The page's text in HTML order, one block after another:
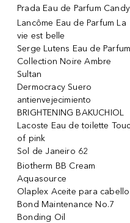
Prada Eau de Parfum Candy
Lancôme Eau de Parfum La
vie est belle
Serge Lutens Eau de Parfum
Collection Noire Ambre
Sultan
Dermocracy Suero
antienvejecimiento
BRIGHTENING BAKUCHIOL
Lacoste Eau de toilette
of pink
Sol de Janeiro 62
Biotherm BB Cream
Aquasource
Olaplex Aceite para cabello
Bond Maintenance No.7
Bonding Oil